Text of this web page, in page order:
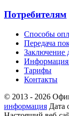
Потребителям
Способы
Передача
Заключение
Тарифы
Контакты
© 2013 - 2026
информация Дата